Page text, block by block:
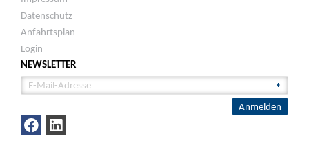
Datenschutz
Anfahrtsplan
Login
NEWSLETTER